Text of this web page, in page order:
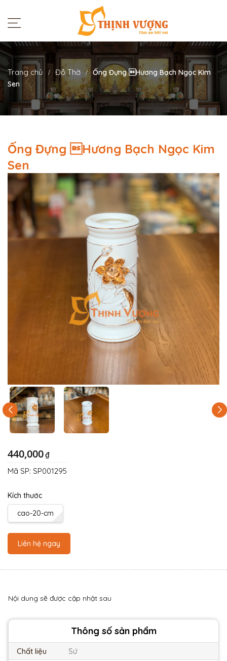
Trang chủ Đồ Thờ
Ống Đựng Hương Bạch Ngọc Kim
Sen
Ống Đựng Hương Bạch Ngọc Kim
Sen
440,000₫
Kích thước
cao-20-cm
Liên hệ ngay
Mã SP: SP001295
Thông số sản phẩm
Chất liệu
Sứ
Nội dung sẽ được cập nhật sau